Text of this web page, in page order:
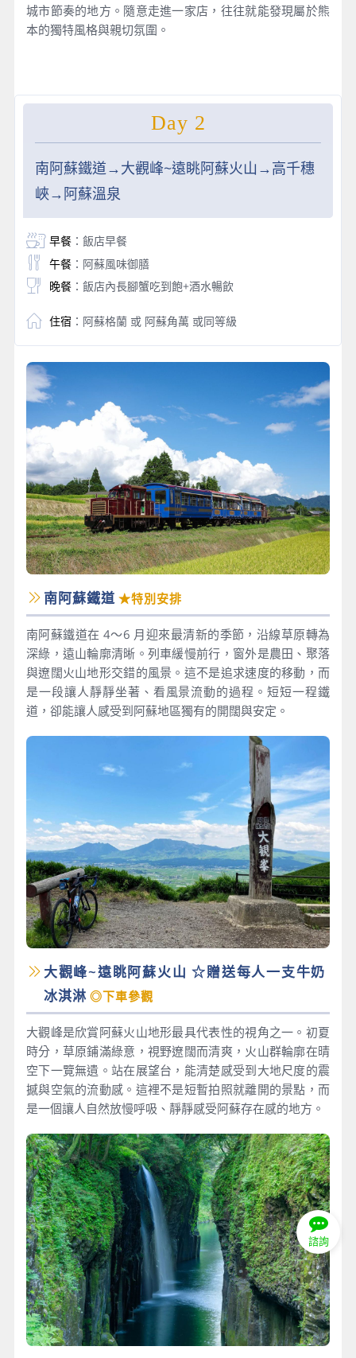
城市節奏的地方。隨意走進一家店，往往就能發現屬於熊
本的獨特風格與親切氛圍。
Day 2
南阿蘇鐵道→大觀峰~遠眺阿蘇火山→高千穗
峽→阿蘇溫泉
早餐：飯店早餐
午餐：阿蘇風味御膳
晚餐：飯店內長腳蟹吃到飽+酒水暢飲
住宿 ：阿蘇格蘭 或 阿蘇角萬 或同等級
南阿蘇鐵道 ★特別安排
南阿蘇鐵道在 4～6 月迎來最清新的季節，沿線草原轉為
深綠，遠山輪廓清晰。列車緩慢前行，窗外是農田、聚落
與遼闊火山地形交錯的風景。這不是追求速度的移動，而
是一段讓人靜靜坐著、看風景流動的過程。短短一程鐵
道，卻能讓人感受到阿蘇地區獨有的開闊與安定。
大觀峰~遠眺阿蘇火山 ☆贈送每人一支牛奶
冰淇淋 ◎下車參觀
大觀峰是欣賞阿蘇火山地形最具代表性的視角之一。初夏
時分，草原鋪滿綠意，視野遼闊而清爽，火山群輪廓在晴
空下一覽無遺。站在展望台，能清楚感受到大地尺度的震
撼與空氣的流動感。這裡不是短暫拍照就離開的景點，而
是一個讓人自然放慢呼吸、靜靜感受阿蘇存在感的地方。
諮詢